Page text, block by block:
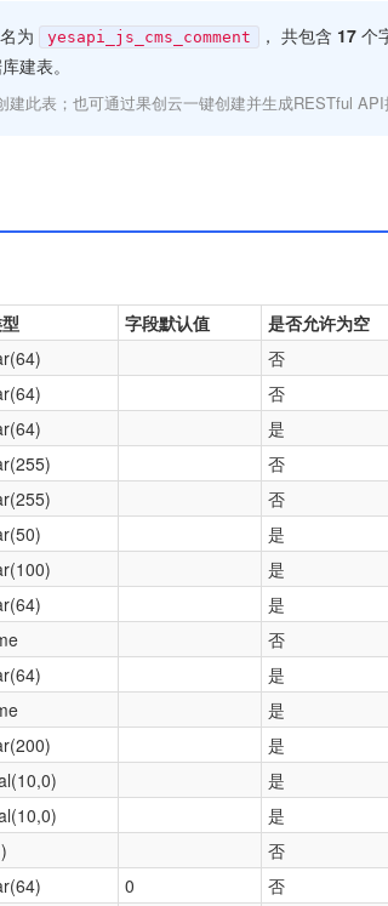
为 yesapi_js_cms_comment ， 共包含 17 个
建表。
此表；也可通过果创云一键创建并生成RESTful API
字段默认值 是否允许为空
否
否
是
否
否
是
是
是
否
是
是
是
是
是
否
0 否